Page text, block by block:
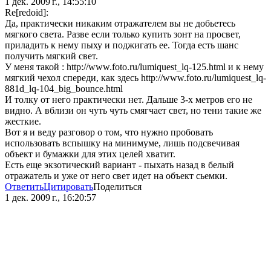
Re[redoid]:
Да, практически никаким отражателем вы не добьетесь
мягкого света. Разве если только купить зонт на просвет,
приладить к нему пыху и поджигать ее. Тогда есть шанс
получить мягкий свет.
У меня такой : http://www.foto.ru/lumiquest_lq-125.html и к нему
мягкий чехол спереди, как здесь http://www.foto.ru/lumiquest_lq-
881d_lq-104_big_bounce.html
И толку от него практически нет. Дальше 3-х метров его не
видно. А вблизи он чуть чуть смягчает свет, но тени такие же
жесткие.
Вот я и веду разговор о том, что нужно пробовать
использовать вспышку на минимуме, лишь подсвечивая
объект и бумажки для этих целей хватит.
Есть еще экзотический вариант - пыхать назад в белый
отражатель и уже от него свет идет на объект сьемки.
ОтветитьЦитироватьПоделиться
1 дек. 2009 г., 16:20:57